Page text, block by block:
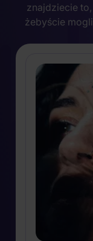
znajdziecie
żebyście